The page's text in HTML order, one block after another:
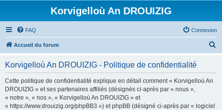
Korvigelloù An DROUIZIG
FAQ Connexion
Accueil du forum
Korvigelloù An DROUIZIG - Politique de confidentialité
Cette politique de confidentialité explique en détail comment « Korvigelloù An
DROUIZIG » et ses partenaires affiliés (désignés ci-après par « nous »,
« notre », « nos », « Korvigelloù An DROUIZIG » et
« https://www.drouizig.org/phpBB3 ») et phpBB (désigné ci-après par « logiciel